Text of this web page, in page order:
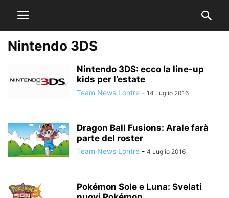
Nintendo 3DS
Nintendo 3DS: ecco la line-up
kids per l’estate
Team News Lontre - 14 Luglio 2016
Dragon Ball Fusions: Arale farà
parte del roster
Team News Lontre - 4 Luglio 2016
Pokémon Sole e Luna: Svelati